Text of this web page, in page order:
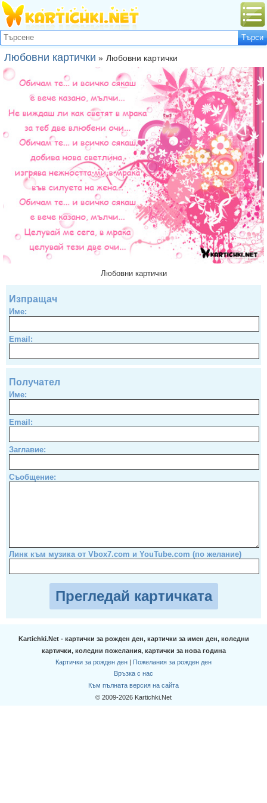
Любовни картички » Любовни картички
Любовни картички
Изпращач
Име:
Email:
Получател
Име:
Email:
Заглавие:
Съобщение:
Линк към музика от Vbox7.com и YouTube.com (по желание)
Прегледай картичката
Kartichki.Net - картички за рожден ден, картички за имен ден, коледни
картички, коледни пожелания, картички за нова година
Картички за рожден ден | Пожелания за рожден ден
Връзка с нас
Към пълната версия на сайта
© 2009-2026 Kartichki.Net